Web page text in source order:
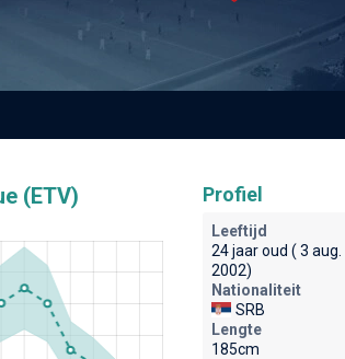
(ETV) Profiel
Leeftijd
24 jaar oud ( 3 aug.
2002)
Nationaliteit
SRB
Lengte
185cm